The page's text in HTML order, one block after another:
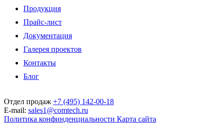
Продукция
Прайс-лист
Документация
Галерея проектов
Контакты
Блог
Отдел продаж +7 (495) 142-00-18
E-mail: sales1@comtech.ru
Политика конфинденциальности Карта сайта